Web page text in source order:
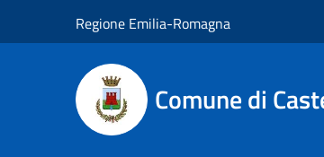
Regione Emilia-Romagna
Comune di